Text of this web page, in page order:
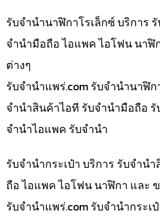
รับจำนำนาฬิกาโรเล็กซ์ บริการ
จำนำมือถือ ไอแพค ไอโฟน นาฬิ
ต่างๆ
รับจํานําแพร่.com รับจำนำนาฬิก
จำนำสินค้าไอที รับจำนำมือถือ
จำนำไอแพค รับจำนำ
รับจำนำกระเป๋า บริการ รับจำน
ถือ ไอแพค ไอโฟน นาฬิกา และ
รับจํานําแพร่.com รับจำนำกระเ